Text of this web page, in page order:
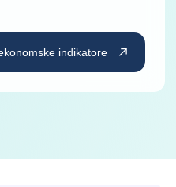
indikatore